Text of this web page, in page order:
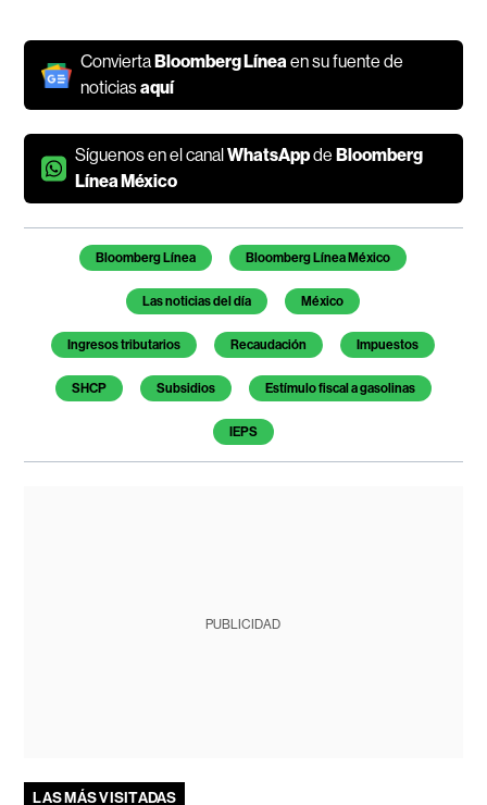
Convierta Bloomberg Líneaen su fuente de
noticiasaquí
Síguenos en el canalWhatsAppde Bloomberg
Línea México
Temas de este artículo
Bloomberg Línea Bloomberg Línea México
Las noticias del día México
Ingresos tributarios Recaudación Impuestos
SHCP Subsidios Estímulo fiscal a gasolinas
IEPS
PUBLICIDAD
LAS MÁS VISITADAS